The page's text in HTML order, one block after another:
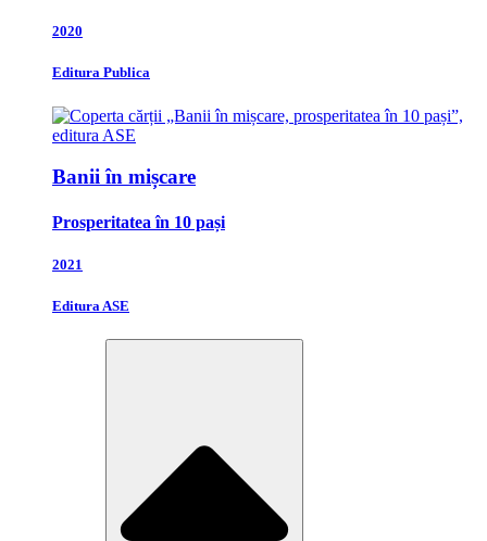
2020
Editura Publica
Banii în mișcare
Prosperitatea în 10 pași
2021
Editura ASE